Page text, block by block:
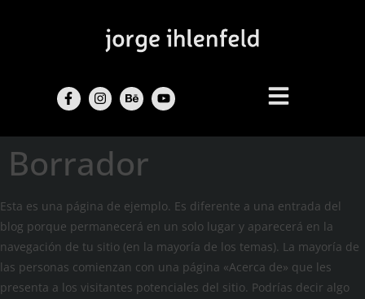
Borrador
Esta es una página de ejemplo. Es diferente a una entrada del
blog porque permanecerá en un solo lugar y aparecerá en la
navegación de tu sitio (en la mayoría de los temas). La mayoría de
las personas comienzan con una página «Acerca de» que les
presenta a los visitantes potenciales del sitio. Podrías decir algo